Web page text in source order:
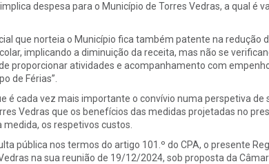
despesa para o Município de Torres Vedras, a qual é
que norteia o Município fica também patente na redução
implicando a diminuição da receita, mas não se
proporcionar atividades e acompanhamento com
de Férias”.
é cada vez mais importante o convívio numa perspetiva de
Vedras que os benefícios das medidas projetadas no
os respetivos custos.
pública nos termos do artigo 101.º do CPA, o presente
na sua reunião de 19/12/2024, sob proposta da